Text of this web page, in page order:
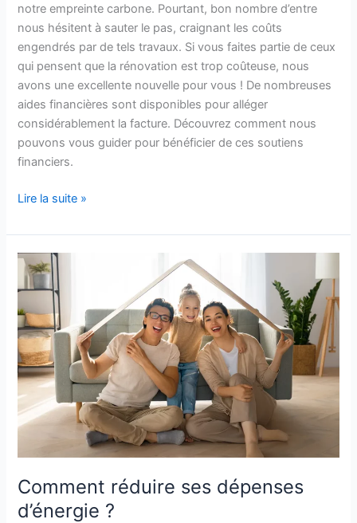
notre empreinte carbone. Pourtant, bon nombre d’entre
nous hésitent à sauter le pas, craignant les coûts
engendrés par de tels travaux. Si vous faites partie de ceux
qui pensent que la rénovation est trop coûteuse, nous
avons une excellente nouvelle pour vous ! De nombreuses
aides financières sont disponibles pour alléger
considérablement la facture. Découvrez comment nous
pouvons vous guider pour bénéficier de ces soutiens
financiers.
Lire la suite »
Comment réduire ses dépenses
d’énergie ?
Comment
réduire
dépenses
d’énergie
?